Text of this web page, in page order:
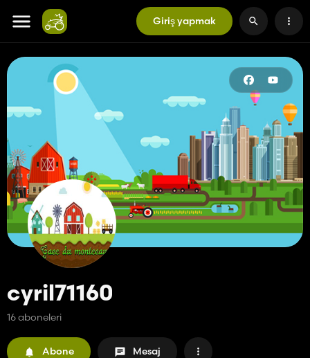
Giriş yapmak
cyril71160
16 aboneleri
Abone Mesaj